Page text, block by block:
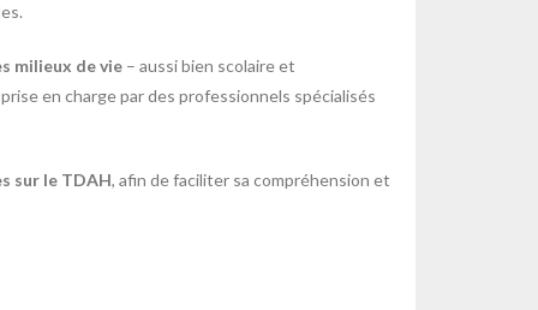
milieux de vie– aussi bien scolaire et
en charge par des professionnels spécialisés
sur le TDAH, afin de faciliter sa compréhension et